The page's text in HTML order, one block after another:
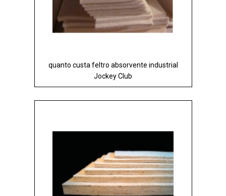
quanto custa feltro absorvente industrial
Jockey Club